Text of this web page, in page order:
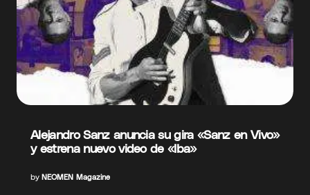
Alejandro Sanz anuncia su gira «Sanz en Vivo»
y estrena nuevo video de «Iba»
by NEOMEN Magazine